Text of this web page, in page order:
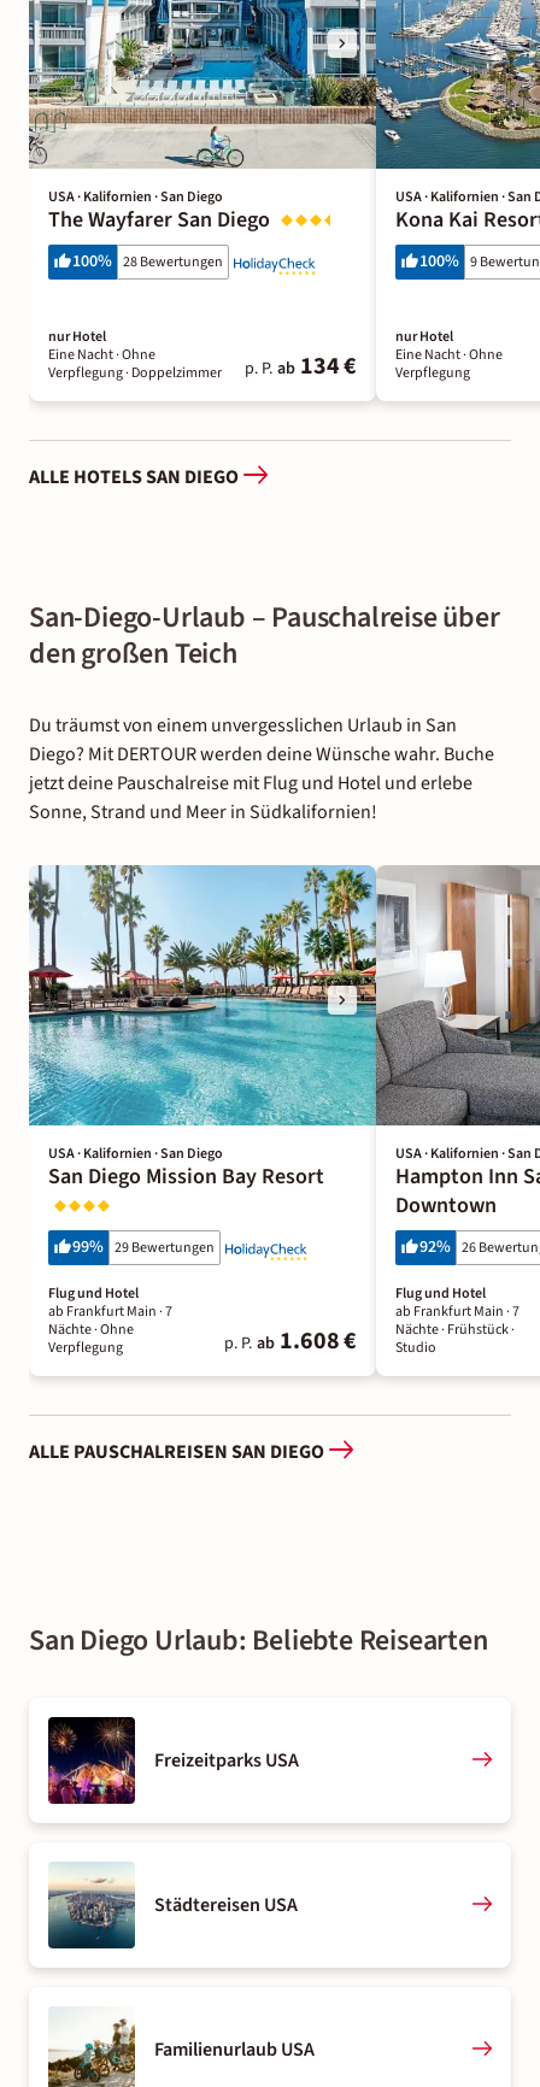
USA · Kalifornien · San Diego
The Wayfarer San Diego
100% 28 Bewertungen
nur Hotel
Eine Nacht· Ohne
Verpflegung· Doppelzimmer p. P. ab 134 €
USA · Kalifornien · San
Kona Kai
100% 9
nur Hotel
Eine Nacht· Ohne
Verpflegung
ALLE HOTELS SAN DIEGO
San-Diego-Urlaub – Pauschalreise über
den großen Teich
Du träumst von einem unvergesslichen Urlaub in San
Diego? Mit DERTOUR werden deine Wünsche wahr. Buche
jetzt deine Pauschalreise mit Flug und Hotel und erlebe
Sonne, Strand und Meer in Südkalifornien!
USA · Kalifornien · San Diego
San Diego Mission Bay Resort
99% 29 Bewertungen
Flug und Hotel
ab Frankfurt Main ·7
Nächte· Ohne
Verpflegung
p. P. ab 1.608 €
USA · Kalifornien · San
Hampton Inn
Downtown
92% 26
Flug und Hotel
ab Frankfurt Main ·7
Nächte· Frühstück·
Studio
ALLE PAUSCHALREISEN SAN DIEGO
San Diego Urlaub: Beliebte Reisearten
Freizeitparks USA
Städtereisen USA
Familienurlaub USA